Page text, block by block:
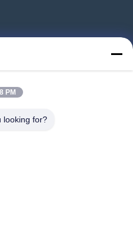
PM
looking for?